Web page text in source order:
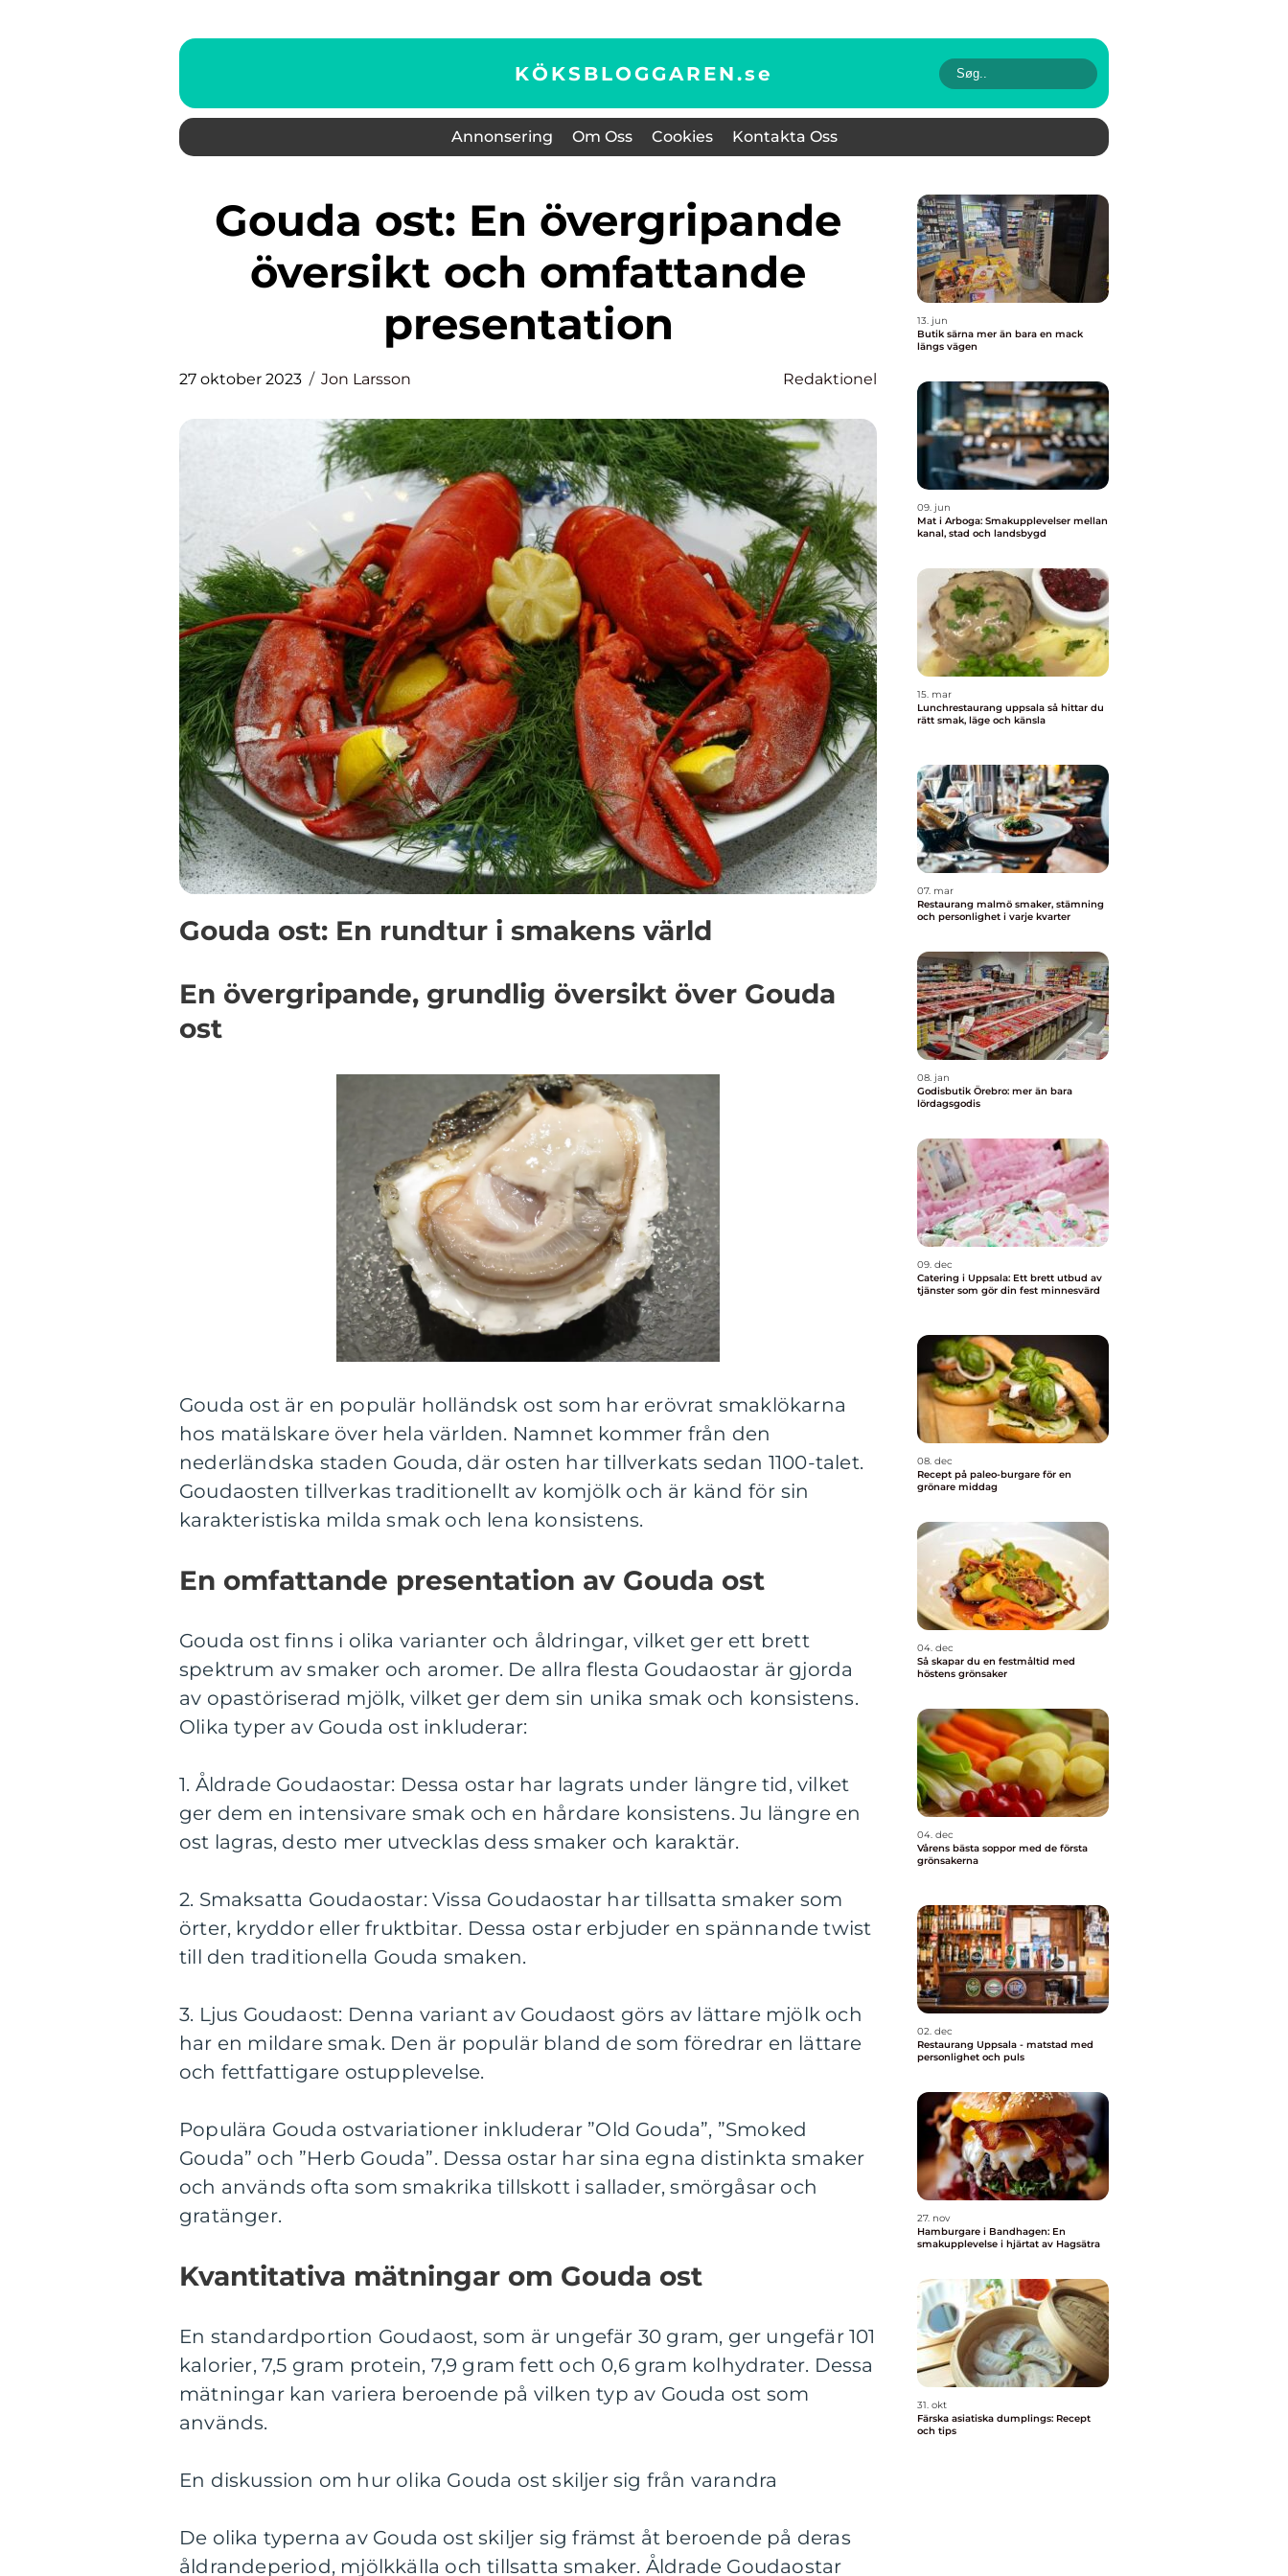
KÖKSBLOGGAREN.se
Annonsering Om Oss Cookies Kontakta Oss
Gouda ost: En övergripande
översikt och omfattande
presentation
27 oktober 2023 Jon Larsson Redaktionel
Gouda ost: En rundtur i smakens värld
En övergripande, grundlig översikt över Gouda
ost
Gouda ost är en populär holländsk ost som har erövrat smaklökarna
hos matälskare över hela världen. Namnet kommer från den
nederländska staden Gouda, där osten har tillverkats sedan 1100-talet.
Goudaosten tillverkas traditionellt av komjölk och är känd för sin
karakteristiska milda smak och lena konsistens.
En omfattande presentation av Gouda ost
Gouda ost finns i olika varianter och åldringar, vilket ger ett brett
spektrum av smaker och aromer. De allra flesta Goudaostar är gjorda
av opastöriserad mjölk, vilket ger dem sin unika smak och konsistens.
Olika typer av Gouda ost inkluderar:
1. Åldrade Goudaostar: Dessa ostar har lagrats under längre tid, vilket
ger dem en intensivare smak och en hårdare konsistens. Ju längre en
ost lagras, desto mer utvecklas dess smaker och karaktär.
2. Smaksatta Goudaostar: Vissa Goudaostar har tillsatta smaker som
örter, kryddor eller fruktbitar. Dessa ostar erbjuder en spännande twist
till den traditionella Gouda smaken.
3. Ljus Goudaost: Denna variant av Goudaost görs av lättare mjölk och
har en mildare smak. Den är populär bland de som föredrar en lättare
och fettfattigare ostupplevelse.
Populära Gouda ostvariationer inkluderar ”Old Gouda”, ”Smoked
Gouda” och ”Herb Gouda”. Dessa ostar har sina egna distinkta smaker
och används ofta som smakrika tillskott i sallader, smörgåsar och
gratänger.
Kvantitativa mätningar om Gouda ost
En standardportion Goudaost, som är ungefär 30 gram, ger ungefär 101
kalorier, 7,5 gram protein, 7,9 gram fett och 0,6 gram kolhydrater. Dessa
mätningar kan variera beroende på vilken typ av Gouda ost som
används.
En diskussion om hur olika Gouda ost skiljer sig från varandra
De olika typerna av Gouda ost skiljer sig främst åt beroende på deras
åldrandeperiod, mjölkkälla och tillsatta smaker. Åldrade Goudaostar
13. jun
Butik särna mer än bara en mack
längs vägen
09. jun
Mat i Arboga: Smakupplevelser mellan
kanal, stad och landsbygd
15. mar
Lunchrestaurang uppsala så hittar du
rätt smak, läge och känsla
07. mar
Restaurang malmö smaker, stämning
och personlighet i varje kvarter
08. jan
Godisbutik Örebro: mer än bara
lördagsgodis
09. dec
Catering i Uppsala: Ett brett utbud av
tjänster som gör din fest minnesvärd
08. dec
Recept på paleo-burgare för en
grönare middag
04. dec
Så skapar du en festmåltid med
höstens grönsaker
04. dec
Vårens bästa soppor med de första
grönsakerna
02. dec
Restaurang Uppsala - matstad med
personlighet och puls
27. nov
Hamburgare i Bandhagen: En
smakupplevelse i hjärtat av Hagsätra
31. okt
Färska asiatiska dumplings: Recept
och tips